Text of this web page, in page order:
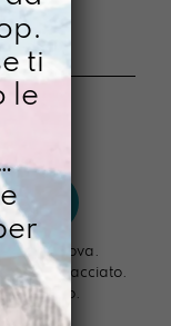
]
di Padova.
tracciato.
100 euro.
ti
le